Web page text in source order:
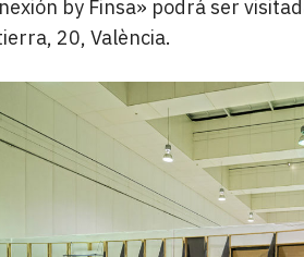
by Finsa» podrá ser
20, València.